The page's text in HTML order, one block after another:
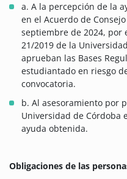
a. A la percepción de la
en el Acuerdo de
septiembre de 2024, por
21/2019 de la
aprueban las Bases
estudiantado en riesgo
convocatoria.
b. Al asesoramiento por
Universidad de Córdoba
ayuda obtenida.
Obligaciones de las